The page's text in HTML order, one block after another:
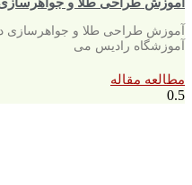
آموزش طراحی طلا و جواهرسازی
آموزشگاه رادیس می
مطالعه مقاله